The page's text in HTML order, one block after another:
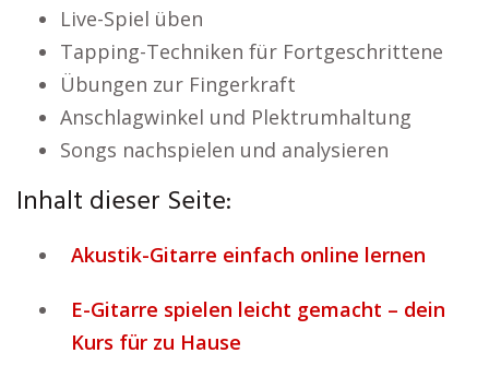
Live-Spiel üben
Tapping-Techniken für Fortgeschrittene
Übungen zur Fingerkraft
Anschlagwinkel und Plektrumhaltung
Songs nachspielen und analysieren
Inhalt dieser Seite:
Akustik-Gitarre einfach online lernen
E-Gitarre spielen leicht gemacht – dein
Kurs für zu Hause